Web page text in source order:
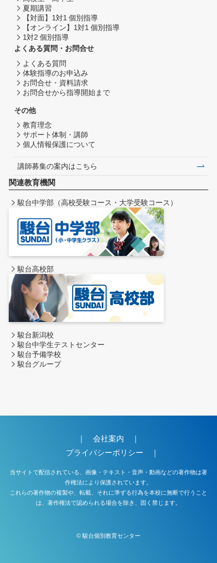
夏期講習
【対面】1対1 個別指導
【オンライン】1対1 個別指導
1対2 個別指導
よくある質問・お問合せ
よくある質問
体験指導のお申込み
お問合せ・資料請求
お問合せから指導開始まで
その他
教育理念
サポート体制・講師
個人情報保護について
講師募集の案内はこちら
関連教育機関
駿台中学部（高校受験コース・大学受験コース）
駿台高校部
駿台新潟校
駿台中学生テストセンター
駿台予備学校
駿台グループ
｜ 会社案内
｜
プライバシーポリシー
｜
当サイトで配信されている、画像・テキスト・音声・動画などの著作物は著
作権法により保護されています。
これらの著作物の複製や、転載、それに準ずる行為を本校に無断で行うこと
は、著作権法で認められる場合を除き、固く禁じます。
©駿台個別教育センター